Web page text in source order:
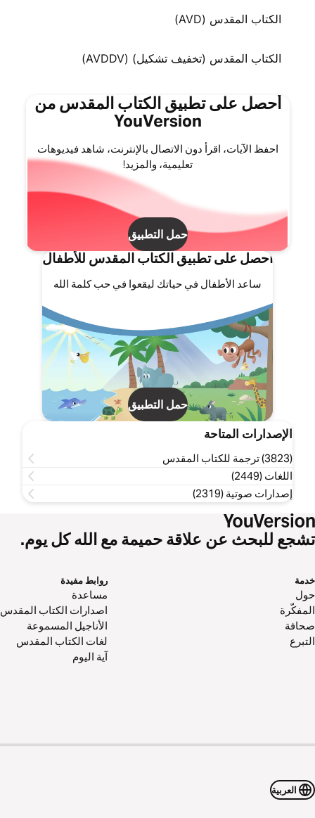
الكتاب المقدس (AVD)
الكتاب المقدس (تخفيف تشكيل) (AVDDV)
أحصل على تطبيق الكتاب المقدس من
YouVersion
احفظ الآيات، اقرأ دون الاتصال بالإنترنت، شاهد فيديوهات
تعليمية، والمزيد!
حمل التطبيق
احصل على تطبيق الكتاب المقدس للأطفال
ساعد الأطفال في حياتك ليقعوا في حب كلمة الله
حمل التطبيق
الإصدارات المتاحة
(3823) ترجمة للكتاب المقدس
اللغات (2449)
إصدارات صوتية (2319)
تشجع للبحث عن علاقة حميمة مع الله كل يوم.
خدمة
حول‌
المفكّرة
صحافة
التبرع
روابط مفيدة
مساعدة
اصدارات الكتاب المقدس
الأناجيل المسموعة
لغات الكتاب المقدس
آية اليوم
العربية